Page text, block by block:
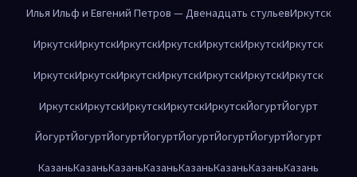
Илья Ильф и Евгений Петров — Двенадцать стульевИркутск
ИркутскИркутскИркутскИркутскИркутскИркутскИркутск
ИркутскИркутскИркутскИркутскИркутскИркутскИркутск
ИркутскИркутскИркутскИркутскИркутскЙогуртЙогурт
ЙогуртЙогуртЙогуртЙогуртЙогуртЙогуртЙогуртЙогурт
КазаньКазаньКазаньКазаньКазаньКазаньКазаньКазань